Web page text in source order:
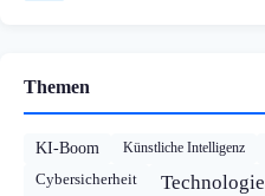
Themen
KI-Boom Künstliche Intelligenz
Cybersicherheit Technologie